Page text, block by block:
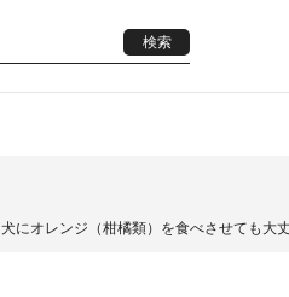
検索
犬にオレンジ（柑橘類）を食べさせても大